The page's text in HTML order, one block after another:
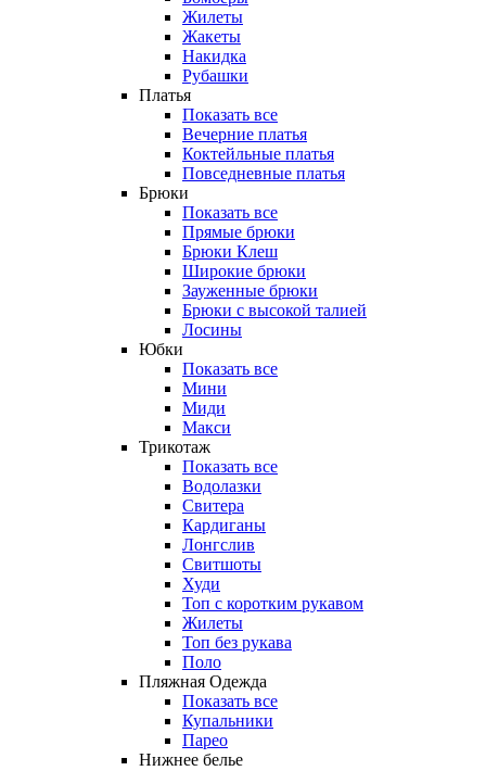
Жилеты
Жакеты
Накидка
Рубашки
Платья
Показать все
Вечерние платья
Коктейльные платья
Повседневные платья
Брюки
Показать все
Прямые брюки
Брюки Клеш
Широкие брюки
Зауженные брюки
Брюки с высокой талией
Лосины
Юбки
Показать все
Мини
Миди
Макси
Трикотаж
Показать все
Водолазки
Свитера
Кардиганы
Лонгслив
Свитшоты
Худи
Топ с коротким рукавом
Жилеты
Топ без рукава
Поло
Пляжная Одежда
Показать все
Купальники
Парео
Нижнее белье